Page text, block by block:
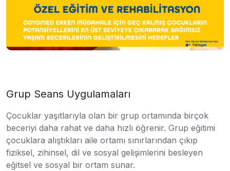
Grup Seans Uygulamaları
Çocuklar yaşıtlarıyla olan bir grup ortamında birçok
beceriyi daha rahat ve daha hızlı öğrenir. Grup eğitimi
çocuklara alıştıkları aile ortamı sınırlarından çıkıp
fiziksel, zihinsel, dil ve sosyal gelişimlerini besleyen
eğitsel ve sosyal bir ortam sunar.